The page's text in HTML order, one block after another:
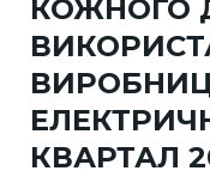
КОЖНОГО
КВАРТАЛ